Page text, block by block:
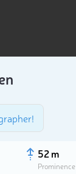
52 m
Prominence